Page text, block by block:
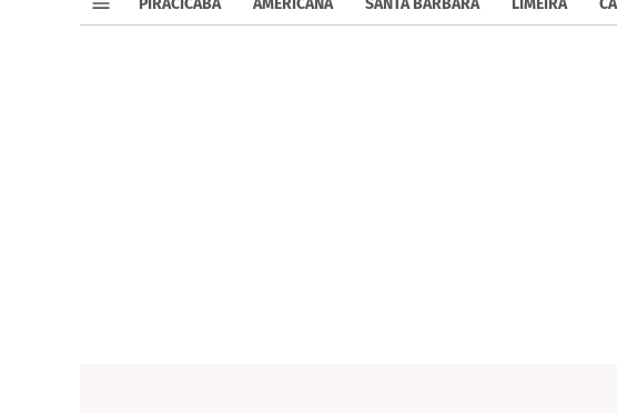
PIRACICABA AMERICANA SANTA BÁRBARA LIMEIRA